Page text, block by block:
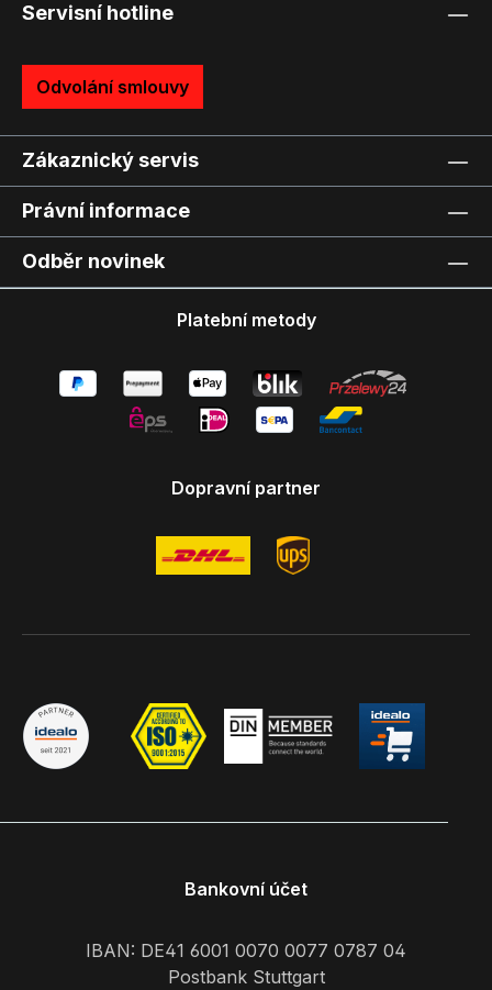
Servisní hotline
Odvolání smlouvy
Zákaznický servis
Právní informace
Odběr novinek
Platební metody
Dopravní partner
Bankovní účet
IBAN: DE41 6001 0070 0077 0787 04
Postbank Stuttgart